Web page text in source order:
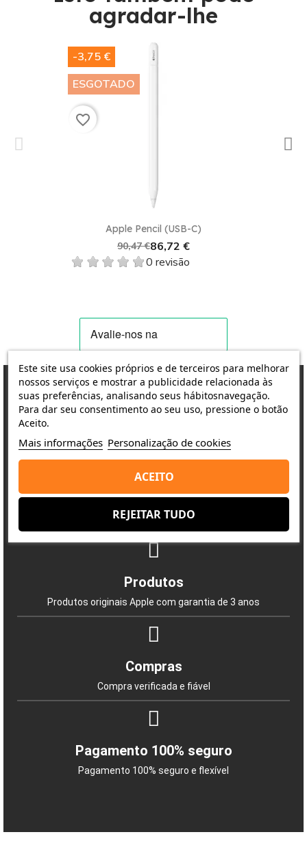
agradar-lhe​
Apple Pencil (USB-C)
90,47 €86,72 €
0 revisão
-3,75 €
ESGOTADO
favorite_border
Porquê escolher-nos?
Entrega
Envio rápido e seguro
Produtos
Produtos originais Apple com garantia de 3 anos
Compras
Compra verificada e fiável
Pagamento 100% seguro
Pagamento 100% seguro e flexível
Este site usa cookies próprios e de terceiros para melhorar
nossos serviços e mostrar a publicidade relacionada às
suas preferências, analisando seus hábitosnavegação.
Para dar seu consentimento ao seu uso, pressione o botão
Aceito.
Mais informações Personalização de cookies
REJEITAR TUDO
ACEITO